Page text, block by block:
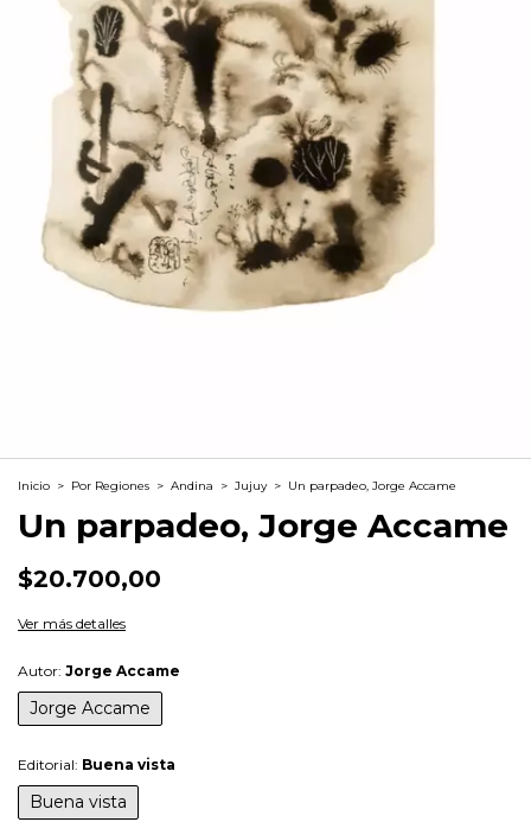
Inicio > Por Regiones > Andina > Jujuy > Un parpadeo, Jorge Accame
Un parpadeo, Jorge Accame
$20.700,00
Ver más detalles
Autor: Jorge Accame
Jorge Accame
Editorial: Buena vista
Buena vista